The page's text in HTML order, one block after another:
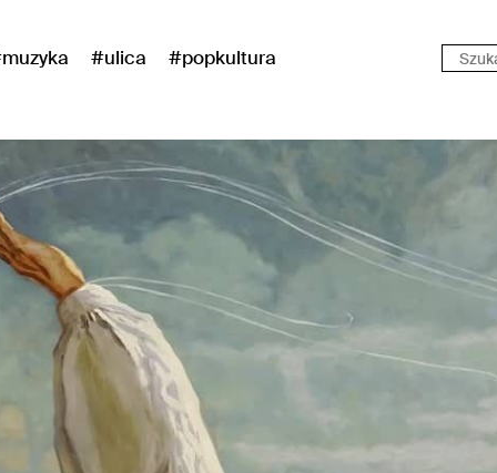
#ulica
#popkultura